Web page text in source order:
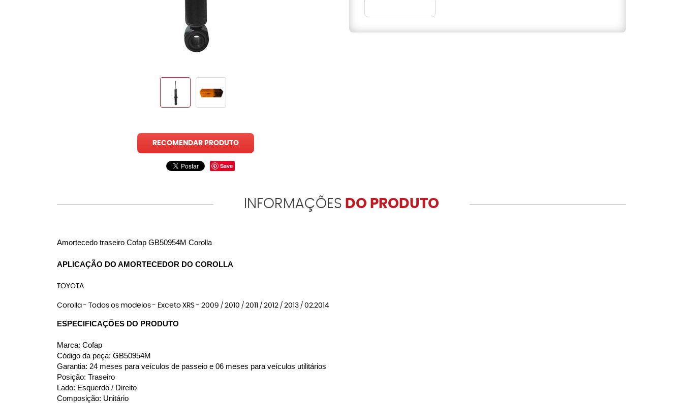
RECOMENDAR PRODUTO
Save
INFORMAÇÕES DO PRODUTO
Amortecedo traseiro Cofap GB50954M Corolla
APLICAÇÃO DO AMORTECEDOR DO COROLLA
TOYOTA
Corolla - Todos os modelos - Exceto XRS - 2009 / 2010 / 2011 / 2012 / 2013 / 02.2014
ESPECIFICAÇÕES DO PRODUTO
Marca: Cofap
Código da peça: GB50954M
Garantia: 24 meses para veículos de passeio e 06 meses para veículos utilitários
Posição: Traseiro
Lado: Esquerdo / Direito
Composição: Unitário